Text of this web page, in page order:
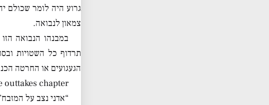
גרוע היה לומר שכולם
צמאון לנבואה.
במבנהו הנבואה
תרדוף כל השטויות
הגעגועים או החרטה
chapter..
“אדני נצב על